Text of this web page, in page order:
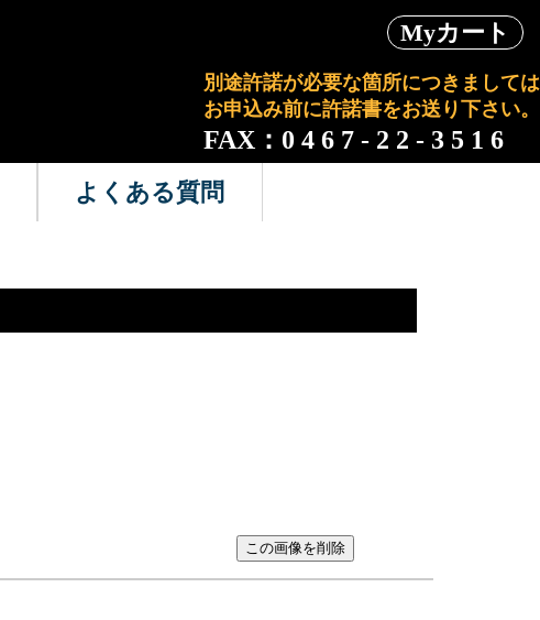
Myカート
別途許諾が必要な箇所につきましては
お申込み前に許諾書をお送り下さい。
FAX：0 4 6 7 - 2 2 - 3 5 1 6
よくある質問